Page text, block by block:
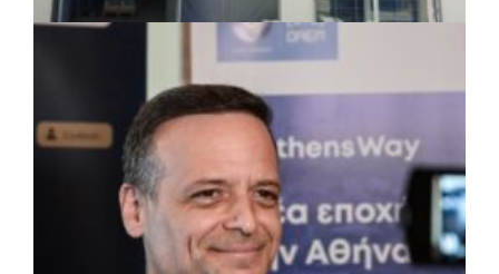
ΤΟΠΙΚΗ ΑΥΤΟΔΙΟΙΚΗΣΗ 07/08/2026 · 17:45
Δήμος Πετρούπολης: Εργασίες
συντήρησης σε σχολεία και αθλητικές
εγκαταστάσεις